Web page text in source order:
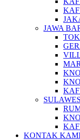
JAWA
KONTAK